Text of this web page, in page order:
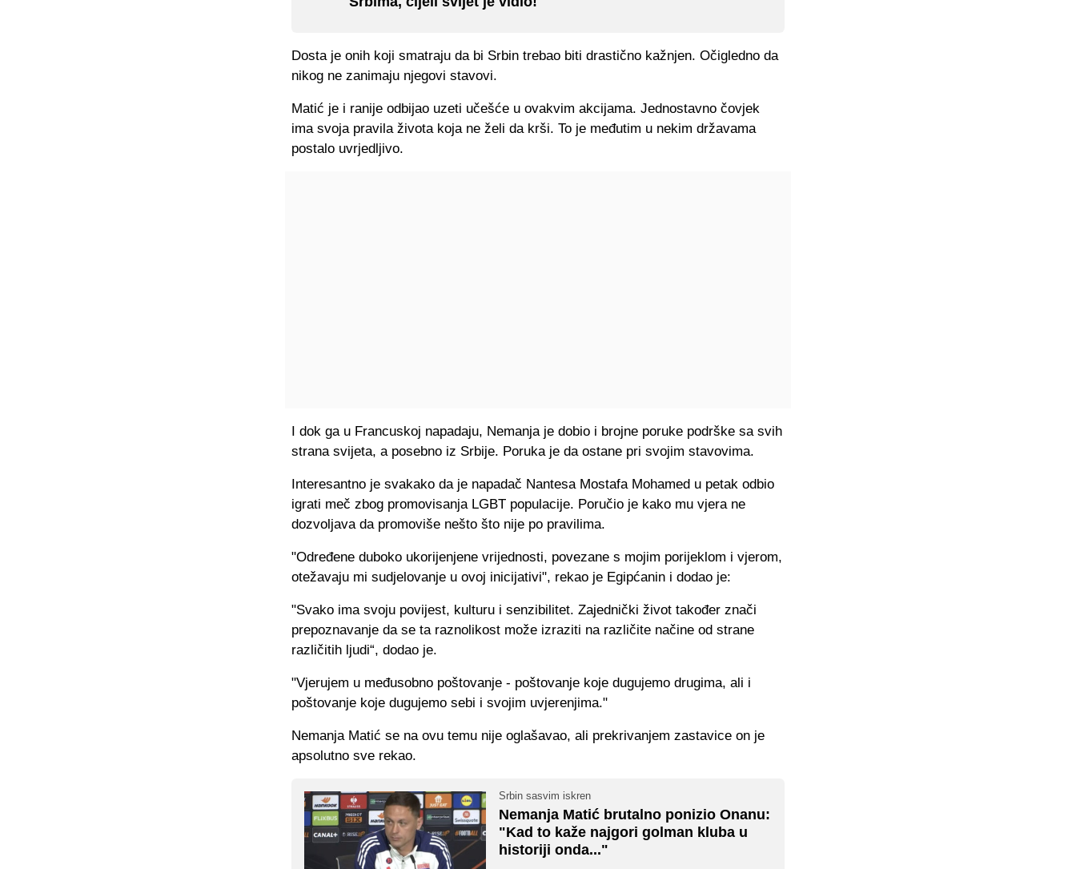
Dosta je onih koji smatraju da bi Srbin trebao biti drastično kažnjen. Očigledno da
nikog ne zanimaju njegovi stavovi.
Matić je i ranije odbijao uzeti učešće u ovakvim akcijama. Jednostavno čovjek
ima svoja pravila života koja ne želi da krši. To je međutim u nekim državama
postalo uvrjedljivo.
I dok ga u Francuskoj napadaju, Nemanja je dobio i brojne poruke podrške sa svih
strana svijeta, a posebno iz Srbije. Poruka je da ostane pri svojim stavovima.
Interesantno je svakako da je napadač Nantesa Mostafa Mohamed u petak odbio
igrati meč zbog promovisanja LGBT populacije. Poručio je kako mu vjera ne
dozvoljava da promoviše nešto što nije po pravilima.
"Određene duboko ukorijenjene vrijednosti, povezane s mojim porijeklom i vjerom,
otežavaju mi ​​sudjelovanje u ovoj inicijativi", rekao je Egipćanin i dodao je:
"Svako ima svoju povijest, kulturu i senzibilitet. Zajednički život također znači
prepoznavanje da se ta raznolikost može izraziti na različite načine od strane
različitih ljudi“, dodao je.
"Vjerujem u međusobno poštovanje - poštovanje koje dugujemo drugima, ali i
poštovanje koje dugujemo sebi i svojim uvjerenjima."
Nemanja Matić se na ovu temu nije oglašavao, ali prekrivanjem zastavice on je
apsolutno sve rekao.
Srbin sasvim iskren
Nemanja Matić brutalno ponizio Onanu:
"Kad to kaže najgori golman kluba u
historiji onda..."